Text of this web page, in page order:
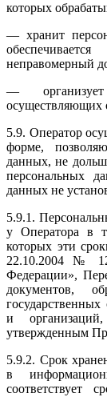
которых
— хранит
неправомерный
—
осуществляющих
5.9. Оператор
форме,
данных, не
персональных
данных не
5.9.1.
у Оператора в
которых эти
22.10.2004 №
Федерации»,
документов,
и
утвержденным
5.9.2. Срок
в
соответствует